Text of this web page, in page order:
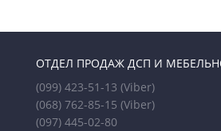
ОТДЕЛ ПРОДАЖ ДСП И
(099) 423-51-13 (Viber)
(068) 762-85-15 (Viber)
(097) 445-02-80